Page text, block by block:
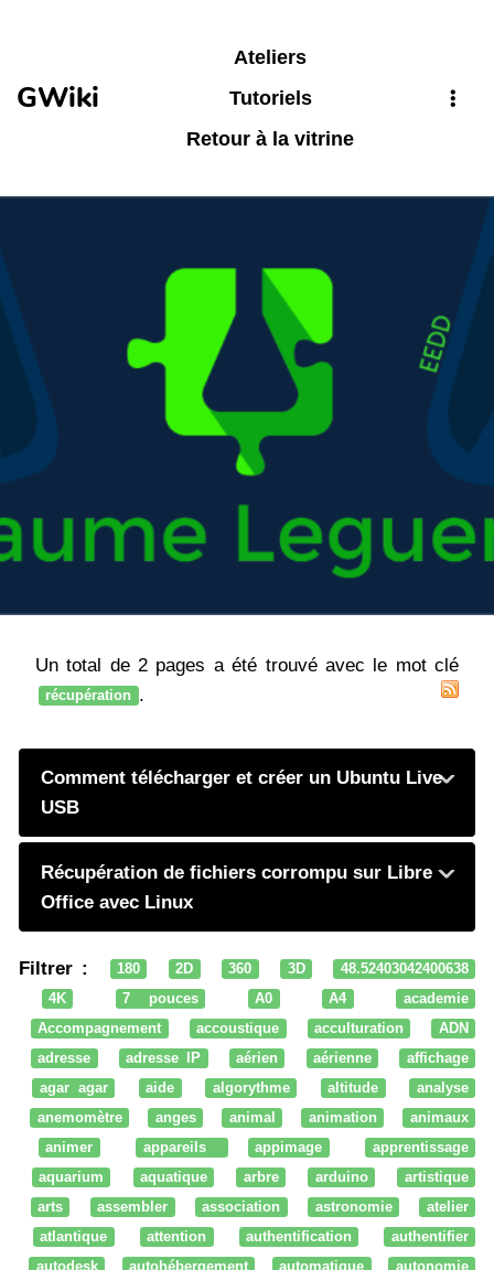
GWiki
Ateliers
Tutoriels
Retour à la vitrine
Un total de 2 pages a été trouvé avec le mot clé
récupération .
Comment télécharger et créer un Ubuntu Live
USB
Récupération de fichiers corrompu sur Libre
Office avec Linux
Filtrer : 180 2D 360 3D
48.52403042400638
4K
7 pouces A0 A4
academie
Accompagnement
accoustique acculturation
ADN
adresse
adresse IP aérien aérienne
affichage
agar agar
aide algorythme altitude
analyse
anemomètre
anges animal animation
animaux
animer
appareils appimage
apprentissage
aquarium
aquatique arbre arduino
artistique
arts
assembler association astronomie
atelier
atlantique
attention authentification
authentifier
autodesk
autohébergement automatique
autonomie